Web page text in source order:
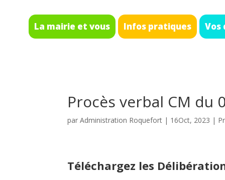
La mairie et vous Infos pratiques Vos
Procès verbal CM du
parAdministration Roquefort | 16Oct, 2023 |
Téléchargez les